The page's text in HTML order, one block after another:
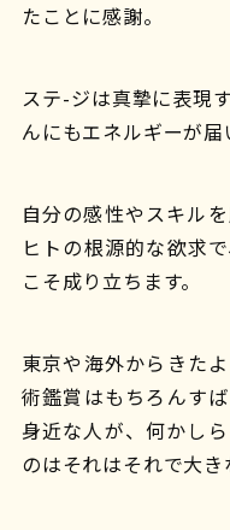
たことに感謝。
ステ-ジは真摯に表現
んにもエネルギーが届
自分の感性やスキル
ヒトの根源的な欲求
こそ成り立ちます。
東京や海外からきた
術鑑賞はもちろんす
身近な人が、何かし
のはそれはそれで大き